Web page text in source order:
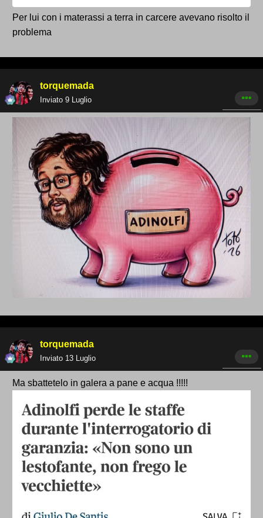
Per lui con i materassi a terra in carcere avevano risolto il
problema
torquemada
Inviato 9 Luglio
torquemada
Inviato 13 Luglio
Ma sbattetelo in galera a pane e acqua !!!!!